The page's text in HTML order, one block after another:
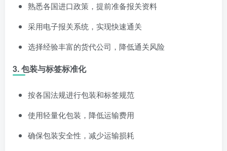
熟悉各国进口政策，提前准备报关资料
采用电子报关系统，实现快速通关
选择经验丰富的货代公司，降低通关风险
3. 包装与标签标准化
按各国法规进行包装和标签规范
使用轻量化包装，降低运输费用
确保包装安全性，减少运输损耗